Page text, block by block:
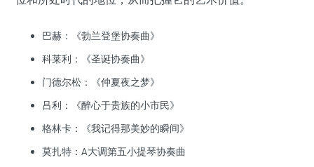
巴赫：《勃兰登堡协奏曲》
科莱利：《圣诞协奏曲》
门德尔松：《仲夏夜之梦》
吕利：《醉心于贵族的小市民》
格林卡：《我记得那美妙的瞬间》
莫扎特：A大调第五小提琴协奏曲